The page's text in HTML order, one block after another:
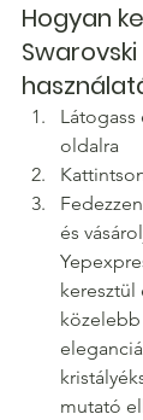
Hogyan
Látogass
oldalra
és
mutató